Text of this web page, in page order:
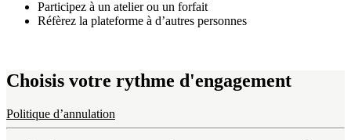
Participez à un atelier ou un forfait
Réfèrez la plateforme à d’autres personnes
Choisis votre rythme d'engagement
Politique d’annulation